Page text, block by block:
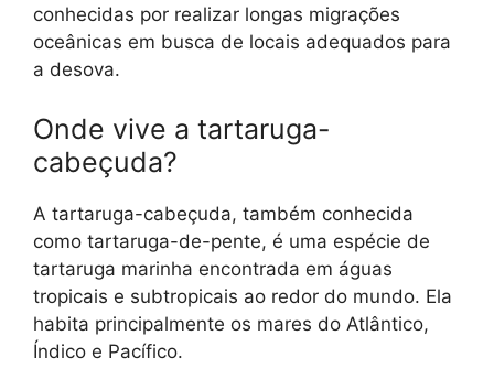
conhecidas por realizar longas migrações
oceânicas em busca de locais adequados para
a desova.
Onde vive a tartaruga-
cabeçuda?
A tartaruga-cabeçuda, também conhecida
como tartaruga-de-pente, é uma espécie de
tartaruga marinha encontrada em águas
tropicais e subtropicais ao redor do mundo. Ela
habita principalmente os mares do Atlântico,
Índico e Pacífico.